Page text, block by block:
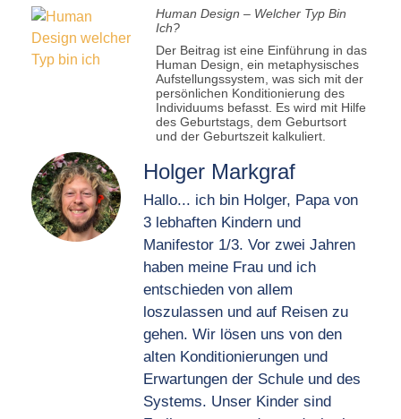
Human Design – Welcher Typ Bin
Ich?
Der Beitrag ist eine Einführung in das
Human Design, ein metaphysisches
Aufstellungssystem, was sich mit der
persönlichen Konditionierung des
Individuums befasst. Es wird mit Hilfe
des Geburtstags, dem Geburtsort
und der Geburtszeit kalkuliert.
Holger Markgraf
Hallo... ich bin Holger, Papa von
3 lebhaften Kindern und
Manifestor 1/3. Vor zwei Jahren
haben meine Frau und ich
entschieden von allem
loszulassen und auf Reisen zu
gehen. Wir lösen uns von den
alten Konditionierungen und
Erwartungen der Schule und des
Systems. Unser Kinder sind